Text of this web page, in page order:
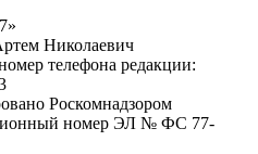
Николаевич
телефона редакции:
Роскомнадзором
номер ЭЛ № ФС 77-